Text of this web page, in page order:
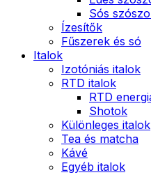
Sós
Ízesítők
Fűszerek és só
Italok
Izotóniás italok
RTD italok
RTD
Shotok
Különleges italok
Tea és matcha
Kávé
Egyéb italok